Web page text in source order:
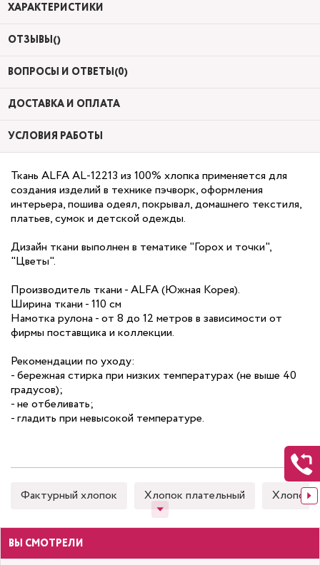
ХАРАКТЕРИСТИКИ
ОТЗЫВЫ()
ВОПРОСЫ И ОТВЕТЫ(0)
ДОСТАВКА И ОПЛАТА
УСЛОВИЯ РАБОТЫ
Ткань ALFA AL-12213 из 100% хлопка применяется для
создания изделий в технике пэчворк, оформления
интерьера, пошива одеял, покрывал, домашнего текстиля,
платьев, сумок и детской одежды.
Дизайн ткани выполнен в тематике "Горох и точки",
"Цветы".
Производитель ткани - ALFA (Южная Корея).
Ширина ткани - 110 см
Намотка рулона - от 8 до 12 метров в зависимости от
фирмы поставщика и коллекции.
Рекомендации по уходу:
- бережная стирка при низких температурах (не выше 40
градусов);
- не отбеливать;
- гладить при невысокой температуре.
Фактурный хлопок Хлопок плательный Хлопок
ВЫ СМОТРЕЛИ